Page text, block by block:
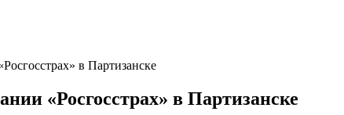
в Партизанске
«Росгосстрах» в Партизанске